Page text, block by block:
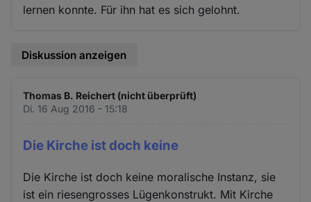
lernen konnte. Für ihn hat es sich gelohnt.
Diskussion anzeigen
Thomas B. Reichert (nicht überprüft)
Di. 16 Aug 2016 - 15:18
Die Kirche ist doch keine
Die Kirche ist doch keine moralische Instanz, sie
ist ein riesengrosses Lügenkonstrukt. Mit Kirche